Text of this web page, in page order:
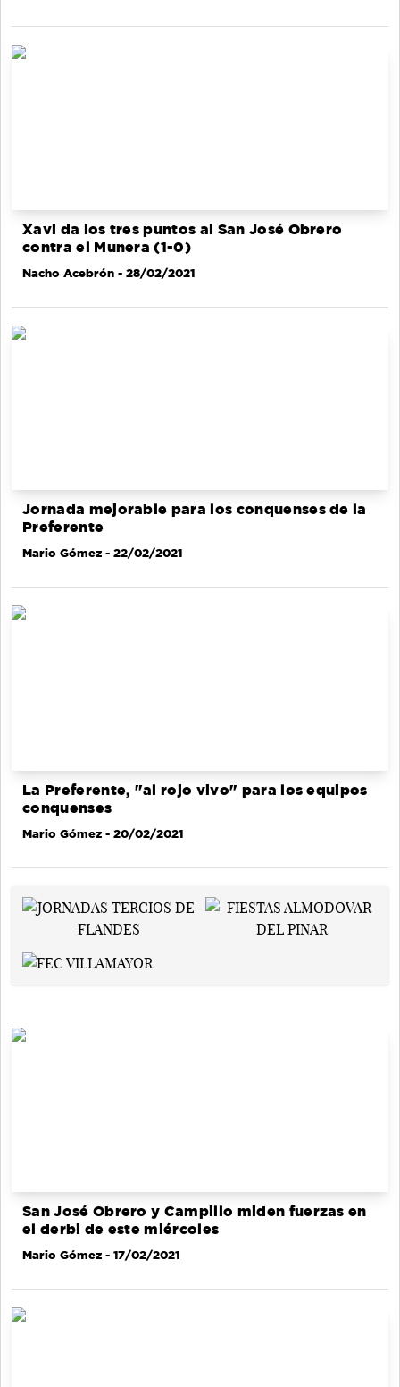
Xavi da los tres puntos al San José Obrero
contra el Munera (1-0)
Nacho Acebrón - 28/02/2021
Jornada mejorable para los conquenses de la
Preferente
Mario Gómez - 22/02/2021
La Preferente, "al rojo vivo" para los equipos
conquenses
Mario Gómez - 20/02/2021
San José Obrero y Campillo miden fuerzas en
el derbi de este miércoles
Mario Gómez - 17/02/2021